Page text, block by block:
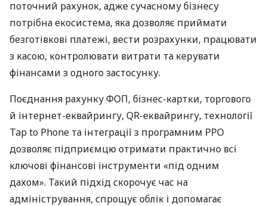
поточний рахунок, адже сучасному бізнесу
потрібна екосистема, яка дозволяє приймати
безготівкові платежі, вести розрахунки, працювати
з касою, контролювати витрати та керувати
фінансами з одного застосунку.
Поєднання рахунку ФОП, бізнес-картки, торгового
й інтернет-еквайрингу, QR-еквайрингу, технології
Tap to Phone та інтеграції з програмним РРО
дозволяє підприємцю отримати практично всі
ключові фінансові інструменти «під одним
дахом». Такий підхід скорочує час на
адміністрування, спрощує облік і допомагає